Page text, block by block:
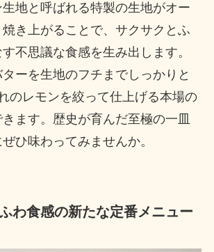
地と呼ばれる特製の生地がオー
き上がることで、サクサクとふ
不思議な食感を生み出します。
ーを生地のフチまでしっかりと
のレモンを絞って仕上げる本場の
ます。歴史が育んだ至極の一皿
ひ味わってみませんか。
わ食感の新たな定番メニュー